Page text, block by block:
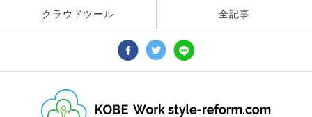
クラウドツール 全記事